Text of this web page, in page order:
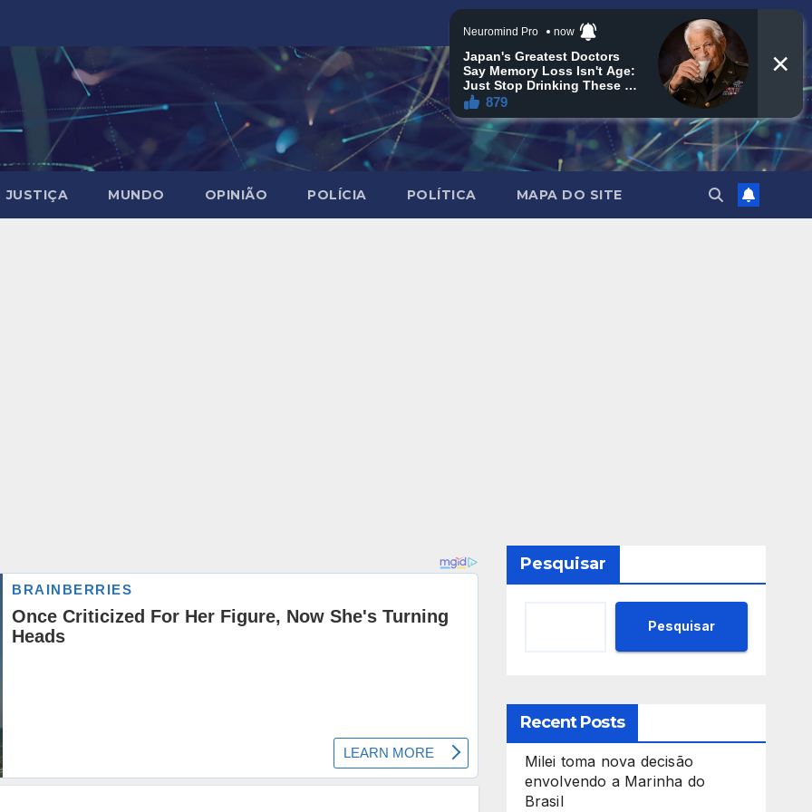
JUSTIÇA MUNDO OPINIÃO POLÍCIA POLÍTICA MAPA DO SITE
Pesquisar
Pesquisar
Recent Posts
Milei toma nova decisão
envolvendo a Marinha do
Brasil